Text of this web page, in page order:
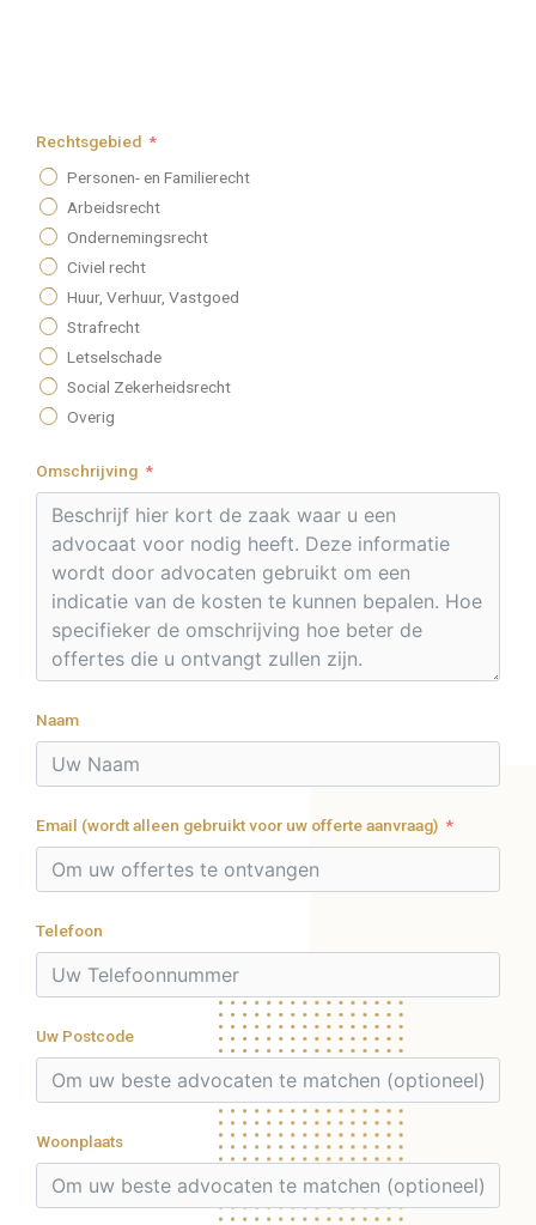
Rechtsgebied
Personen- en Familierecht
Arbeidsrecht
Ondernemingsrecht
Civiel recht
Huur, Verhuur, Vastgoed
Strafrecht
Letselschade
Social Zekerheidsrecht
Overig
Omschrijving
Naam
Email (wordt alleen gebruikt voor uw offerte aanvraag)
Telefoon
Uw Postcode
Woonplaats